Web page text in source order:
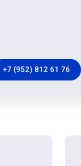
+7 (952) 812 61 76